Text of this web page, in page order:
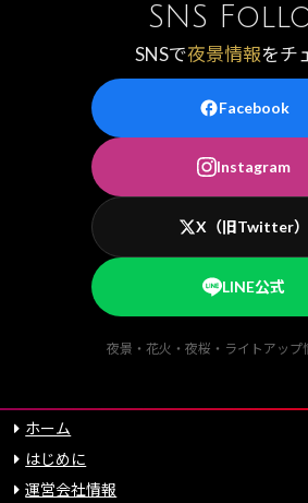
SNS
SNSで夜景情報をチ
Facebook
Instagram
X（旧Twitter）
LINE公式
夜景・花火・夜桜・ライトアップ
ホーム
はじめに
運営会社情報